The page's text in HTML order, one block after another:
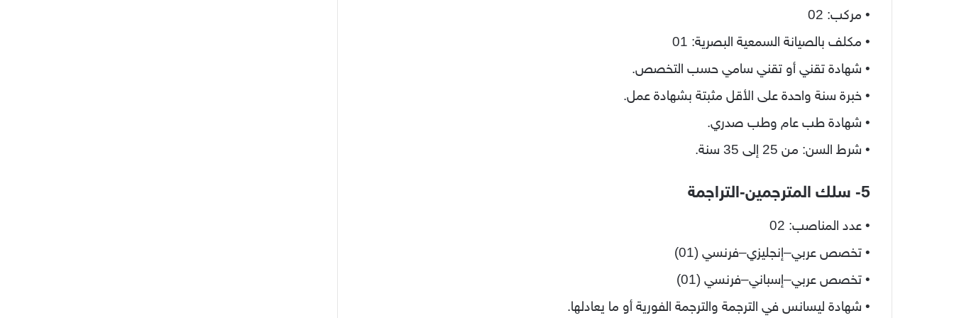
• مركب: 02
• مكلف بالصيانة السمعية البصرية: 01
• شهادة تقني أو تقني سامي حسب التخصص.
• خبرة سنة واحدة على الأقل مثبتة بشهادة عمل.
• شهادة طب عام وطب صدري.
• شرط السن: من 25 إلى 35 سنة.
5- سلك المترجمين-التراجمة
• عدد المناصب: 02
• تخصص عربي–إنجليزي–فرنسي (01)
• تخصص عربي–إسباني–فرنسي (01)
• شهادة ليسانس في الترجمة والترجمة الفورية أو ما يعادلها.